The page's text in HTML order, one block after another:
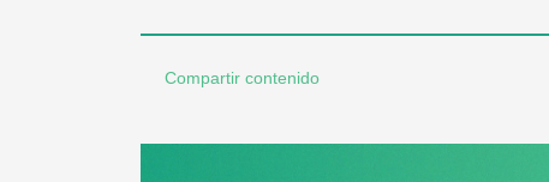
Compartir contenido